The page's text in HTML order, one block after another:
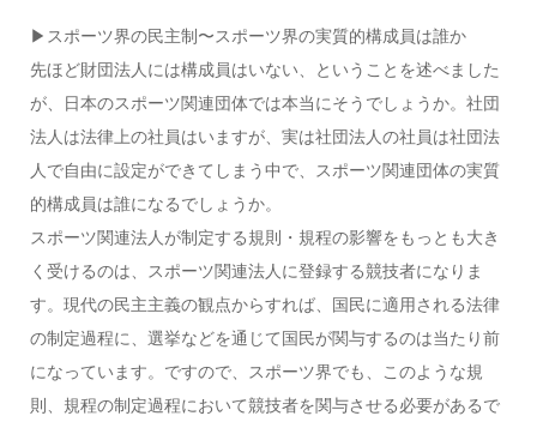
▶スポーツ界の民主制〜スポーツ界の実質的構成員は誰か
先ほど財団法人には構成員はいない、ということを述べました
が、日本のスポーツ関連団体では本当にそうでしょうか。社団
法人は法律上の社員はいますが、実は社団法人の社員は社団法
人で自由に設定ができてしまう中で、スポーツ関連団体の実質
的構成員は誰になるでしょうか。
スポーツ関連法人が制定する規則・規程の影響をもっとも大き
く受けるのは、スポーツ関連法人に登録する競技者になりま
す。現代の民主主義の観点からすれば、国民に適用される法律
の制定過程に、選挙などを通じて国民が関与するのは当たり前
になっています。ですので、スポーツ界でも、このような規
則、規程の制定過程において競技者を関与させる必要があるで